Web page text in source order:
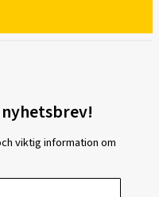
viktig information om